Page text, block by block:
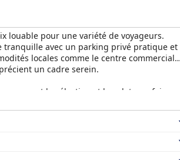
louable pour une variété de voyageurs.
avec un parking privé pratique et
locales comme le centre commercial
un cadre serein.
la sélection et les plats parfois
disponible à l'intérieur comme à l'extérieur.
est satisfaisante et complétée par la
élevées de propreté. Les lits